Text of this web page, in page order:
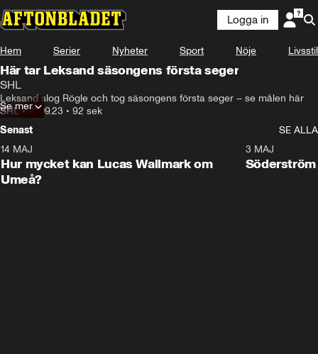
Logga in
Hem Serier Nyheter Sport Nöje Livsstil
Här tar Leksand säsongens första seger
SHL
Leksand slog Rögle och tog säsongens första seger – se målen här
SHL•21.09.23 • 92 sek
Se mer
Senast
SE ALLA
Plus
14 MAJ
Hur mycket kan Lucas Wallmark om
Umeå?
3 MAJ